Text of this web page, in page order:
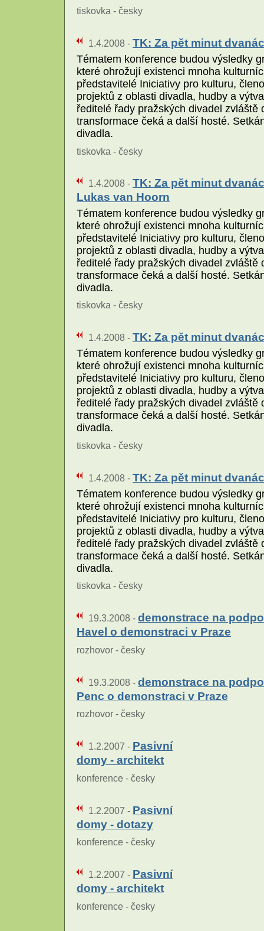
tiskovka - česky
1.4.2008 - TK: Za pět minut
Tématem konference budou výsledky
které ohrožují existenci mnoha
představitelé Iniciativy pro kulturu,
projektů z oblasti divadla, hudby a
ředitelé řady pražských divadel
transformace čeká a další hosté.
divadla.
tiskovka - česky
1.4.2008 - TK: Za pět minut
Lukas van Hoorn
Tématem konference budou výsledky
které ohrožují existenci mnoha
představitelé Iniciativy pro kulturu,
projektů z oblasti divadla, hudby a
ředitelé řady pražských divadel
transformace čeká a další hosté.
divadla.
tiskovka - česky
1.4.2008 - TK: Za pět minut
Tématem konference budou výsledky
které ohrožují existenci mnoha
představitelé Iniciativy pro kulturu,
projektů z oblasti divadla, hudby a
ředitelé řady pražských divadel
transformace čeká a další hosté.
divadla.
tiskovka - česky
1.4.2008 - TK: Za pět minut
Tématem konference budou výsledky
které ohrožují existenci mnoha
představitelé Iniciativy pro kulturu,
projektů z oblasti divadla, hudby a
ředitelé řady pražských divadel
transformace čeká a další hosté.
divadla.
tiskovka - česky
19.3.2008 - demonstrace na
Havel o demonstraci v Praze
rozhovor - česky
19.3.2008 - demonstrace na
Penc o demonstraci v Praze
rozhovor - česky
1.2.2007 - Pasivní
domy - architekt
konference - česky
1.2.2007 - Pasivní
domy - dotazy
konference - česky
1.2.2007 - Pasivní
domy - architekt
konference - česky